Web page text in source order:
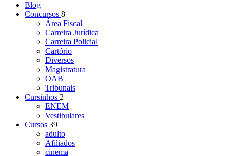
Blog
Concursos 8
Área Fiscal
Carreira Jurídica
Carreira Policial
Cartório
Diversos
Magistratura
OAB
Tribunais
Cursinhos 2
ENEM
Vestibulares
Cursos 39
adulto
Afiliados
cinema